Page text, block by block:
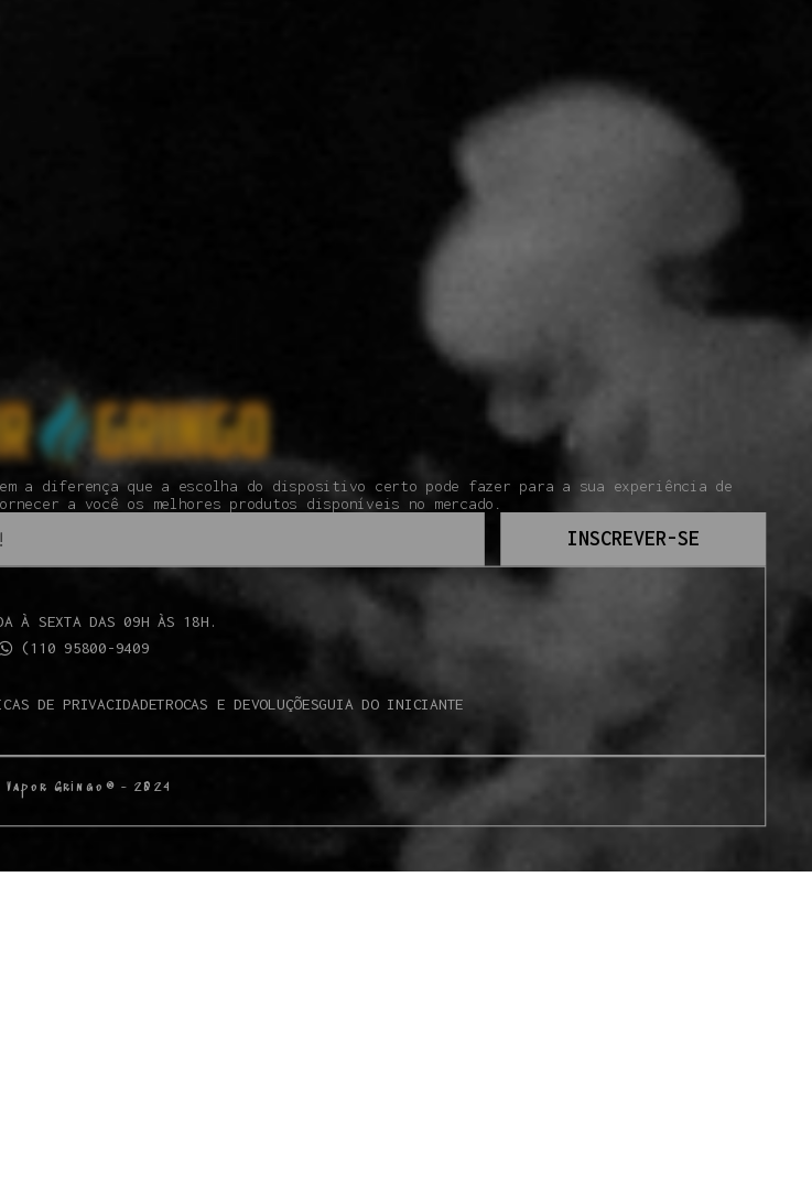
a diferença que a escolha do dispositivo certo pode fazer para a sua experiência de
a você os melhores produtos disponíveis no mercado.
INSCREVER-SE
À SEXTA DAS 09H ÀS 18H.
(110 95800-9409
DE PRIVACIDADETROCAS E DEVOLUÇÕESGUIA DO INICIANTE
Gringo® - 2024